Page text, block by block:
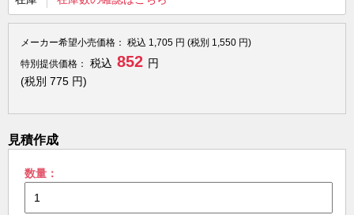
メーカー希望小売価格： 税込 1,705 円 (税別 1,550 円)
特別提供価格：
税込 852 円
(税別 775 円)
見積作成
数量：